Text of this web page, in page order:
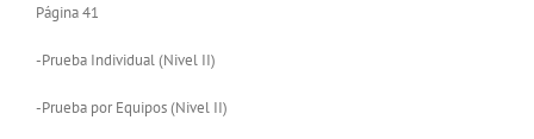
Página 41
-Prueba Individual (Nivel II)
-Prueba por Equipos (Nivel II)